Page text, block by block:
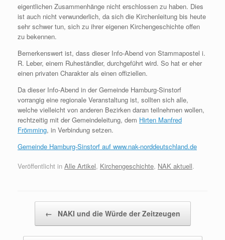
eigentlichen Zusammenhänge nicht erschlossen zu haben. Dies
ist auch nicht verwunderlich, da sich die Kirchenleitung bis heute
sehr schwer tun, sich zu ihrer eigenen Kirchengeschichte offen
zu bekennen.
Bemerkenswert ist, dass dieser Info-Abend von Stammapostel i.
R. Leber, einem Ruheständler, durchgeführt wird. So hat er eher
einen privaten Charakter als einen offiziellen.
Da dieser Info-Abend in der Gemeinde Hamburg-Sinstorf
vorrangig eine regionale Veranstaltung ist, sollten sich alle,
welche vielleicht von anderen Bezirken daran teilnehmen wollen,
rechtzeitig mit der Gemeindeleitung, dem Hirten Manfred
Frömming, in Verbindung setzen.
Gemeinde Hamburg-Sinstorf auf www.nak-norddeutschland.de
Veröffentlicht in Alle Artikel, Kirchengeschichte, NAK aktuell.
← NAKI und die Würde der Zeitzeugen